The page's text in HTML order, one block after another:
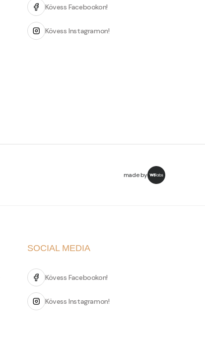
Kövess Facebookon!
Kövess Instagramon!
made by
SOCIAL MEDIA
Kövess Facebookon!
Kövess Instagramon!